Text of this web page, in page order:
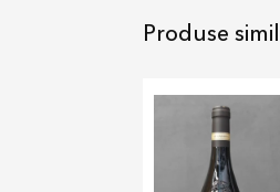
Produse